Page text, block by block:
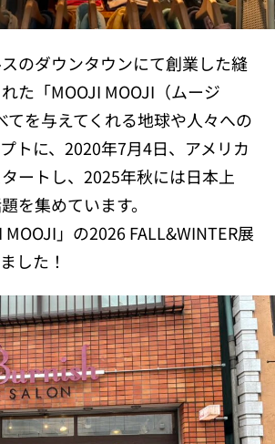
のダウンタウンにて創業した縫
た「MOOJI MOOJI（ムージ
てを与えてくれる地球や人々への
トに、2020年7月4日、アメリカ
ートし、2025年秋には日本上
を集めています。
」の2026 FALL&WINTER展
した！